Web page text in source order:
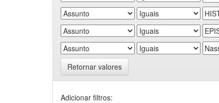
Retornar valores
Adicionar filtros: